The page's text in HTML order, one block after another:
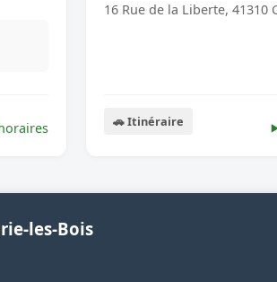
16 Rue de la Liberte, 41310
🚗 Itinéraire
les-Bois